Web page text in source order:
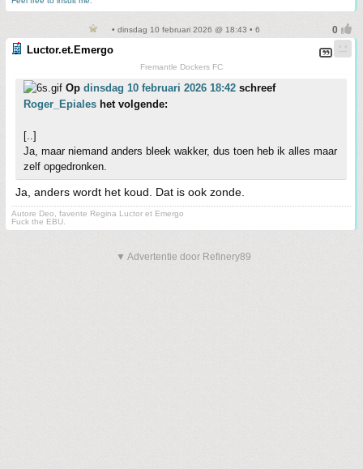
• dinsdag 10 februari 2026 @ 18:43 • 6
Luctor.et.Emergo
Fremantle Dockers FC
Op dinsdag 10 februari 2026 18:42 schreef
Roger_Epiales het volgende:
[..]
Ja, maar niemand anders bleek wakker, dus toen heb ik alles maar
zelf opgedronken.
Ja, anders wordt het koud. Dat is ook zonde.
Autore Deo, favente Regina Luctor et Emergo
Fuck the EBU.
▼ Advertentie door Refinery89